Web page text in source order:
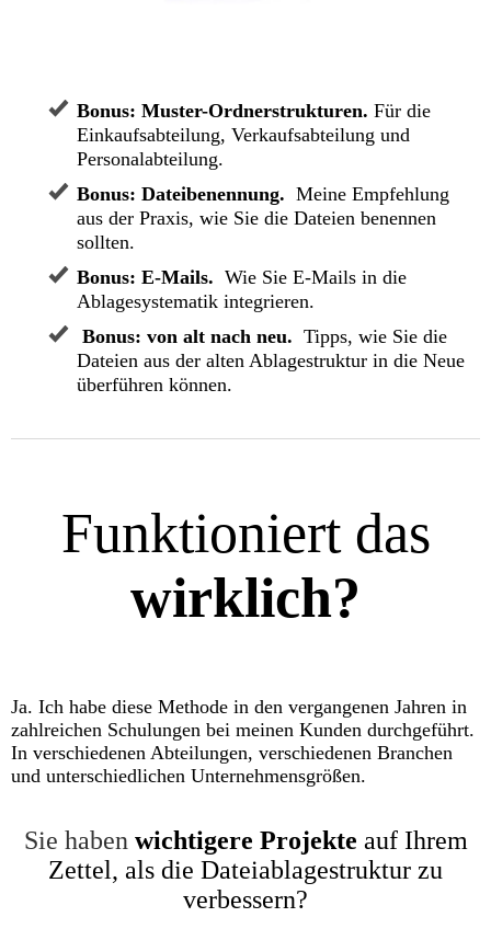
Bonus: Muster-Ordnerstrukturen. Für die
Einkaufsabteilung, Verkaufsabteilung und
Personalabteilung.
Bonus: Dateibenennung. Meine Empfehlung
aus der Praxis, wie Sie die Dateien benennen
sollten.
Bonus: E-Mails. Wie Sie E-Mails in die
Ablagesystematik integrieren.
Bonus: von alt nach neu. Tipps, wie Sie die
Dateien aus der alten Ablagestruktur in die Neue
überführen können.
Funktioniert das
wirklich?
Ja. Ich habe diese Methode in den vergangenen Jahren in
zahlreichen Schulungen bei meinen Kunden durchgeführt.
In verschiedenen Abteilungen, verschiedenen Branchen
und unterschiedlichen Unternehmensgrößen.
Sie haben wichtigere Projekte auf Ihrem
Zettel, als die Dateiablagestruktur zu
verbessern?